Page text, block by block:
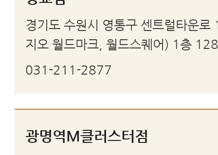
경기도 수원시 영통구 센트럴타운
지오 월드마크, 월드스퀘어) 1층
031-211-2877
광명역M클러스터점